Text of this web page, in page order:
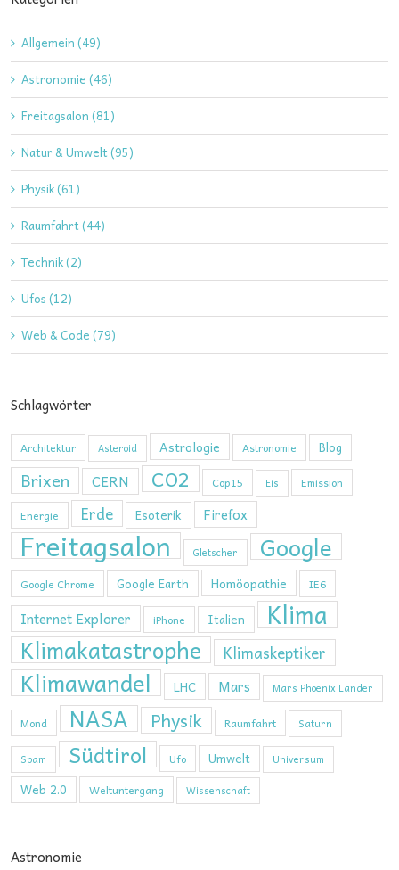
Allgemein (49)
Astronomie (46)
Freitagsalon (81)
Natur & Umwelt (95)
Physik (61)
Raumfahrt (44)
Technik (2)
Ufos (12)
Web & Code (79)
Schlagwörter
Architektur Asteroid Astrologie Astronomie Blog
Brixen CERN CO2 Cop15 Eis
Emission
Energie
Erde Esoterik Firefox
Freitagsalon Gletscher Google
Google Chrome Google Earth Homöopathie IE6
Internet Explorer iPhone Italien Klima
Klimakatastrophe Klimaskeptiker
Klimawandel LHC Mars Mars Phoenix Lander
Mond NASA Physik Raumfahrt Saturn
Spam Südtirol Ufo Umwelt Universum
Web 2.0 Weltuntergang Wissenschaft
Astronomie